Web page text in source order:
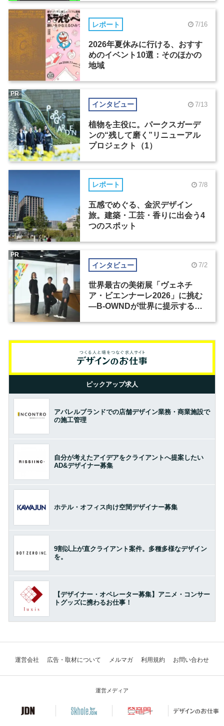
レポート 7/16
2026年夏休みに行ける、おすす
めのイベント10選：そのほかの
地域
インタビュー 7/13
植物を主役に。パークスガーデ
ンの“残して磨く”リニューアル
プロジェクト（1）
PR
レポート 7/8
五感でめぐる、金沢デザイン
旅。建築・工芸・香りに出会う4
つのスポット
インタビュー 7/2
世界最古の美術展「ヴェネチ
ア・ビエンナーレ2026」に挑む
―B-OWNDが世界に提示する美
PR
ピックアップ求人
アパレルブランドでの店舗デザイン業務・商業施設で
の施工管理
自分が考えたアイデアをクライアントへ提案したい
AD&デザイナー募集
ホテル・オフィス向け空間デザイナー募集
9割以上が直クライアント案件。多種多様なデザイン
を。
【デザイナー・オペレーター募集】アニメ・コンサー
トグッズに携わるお仕事！
運営会社 広告・取材について メルマガ 利用規約 お問い合わせ
運営メディア